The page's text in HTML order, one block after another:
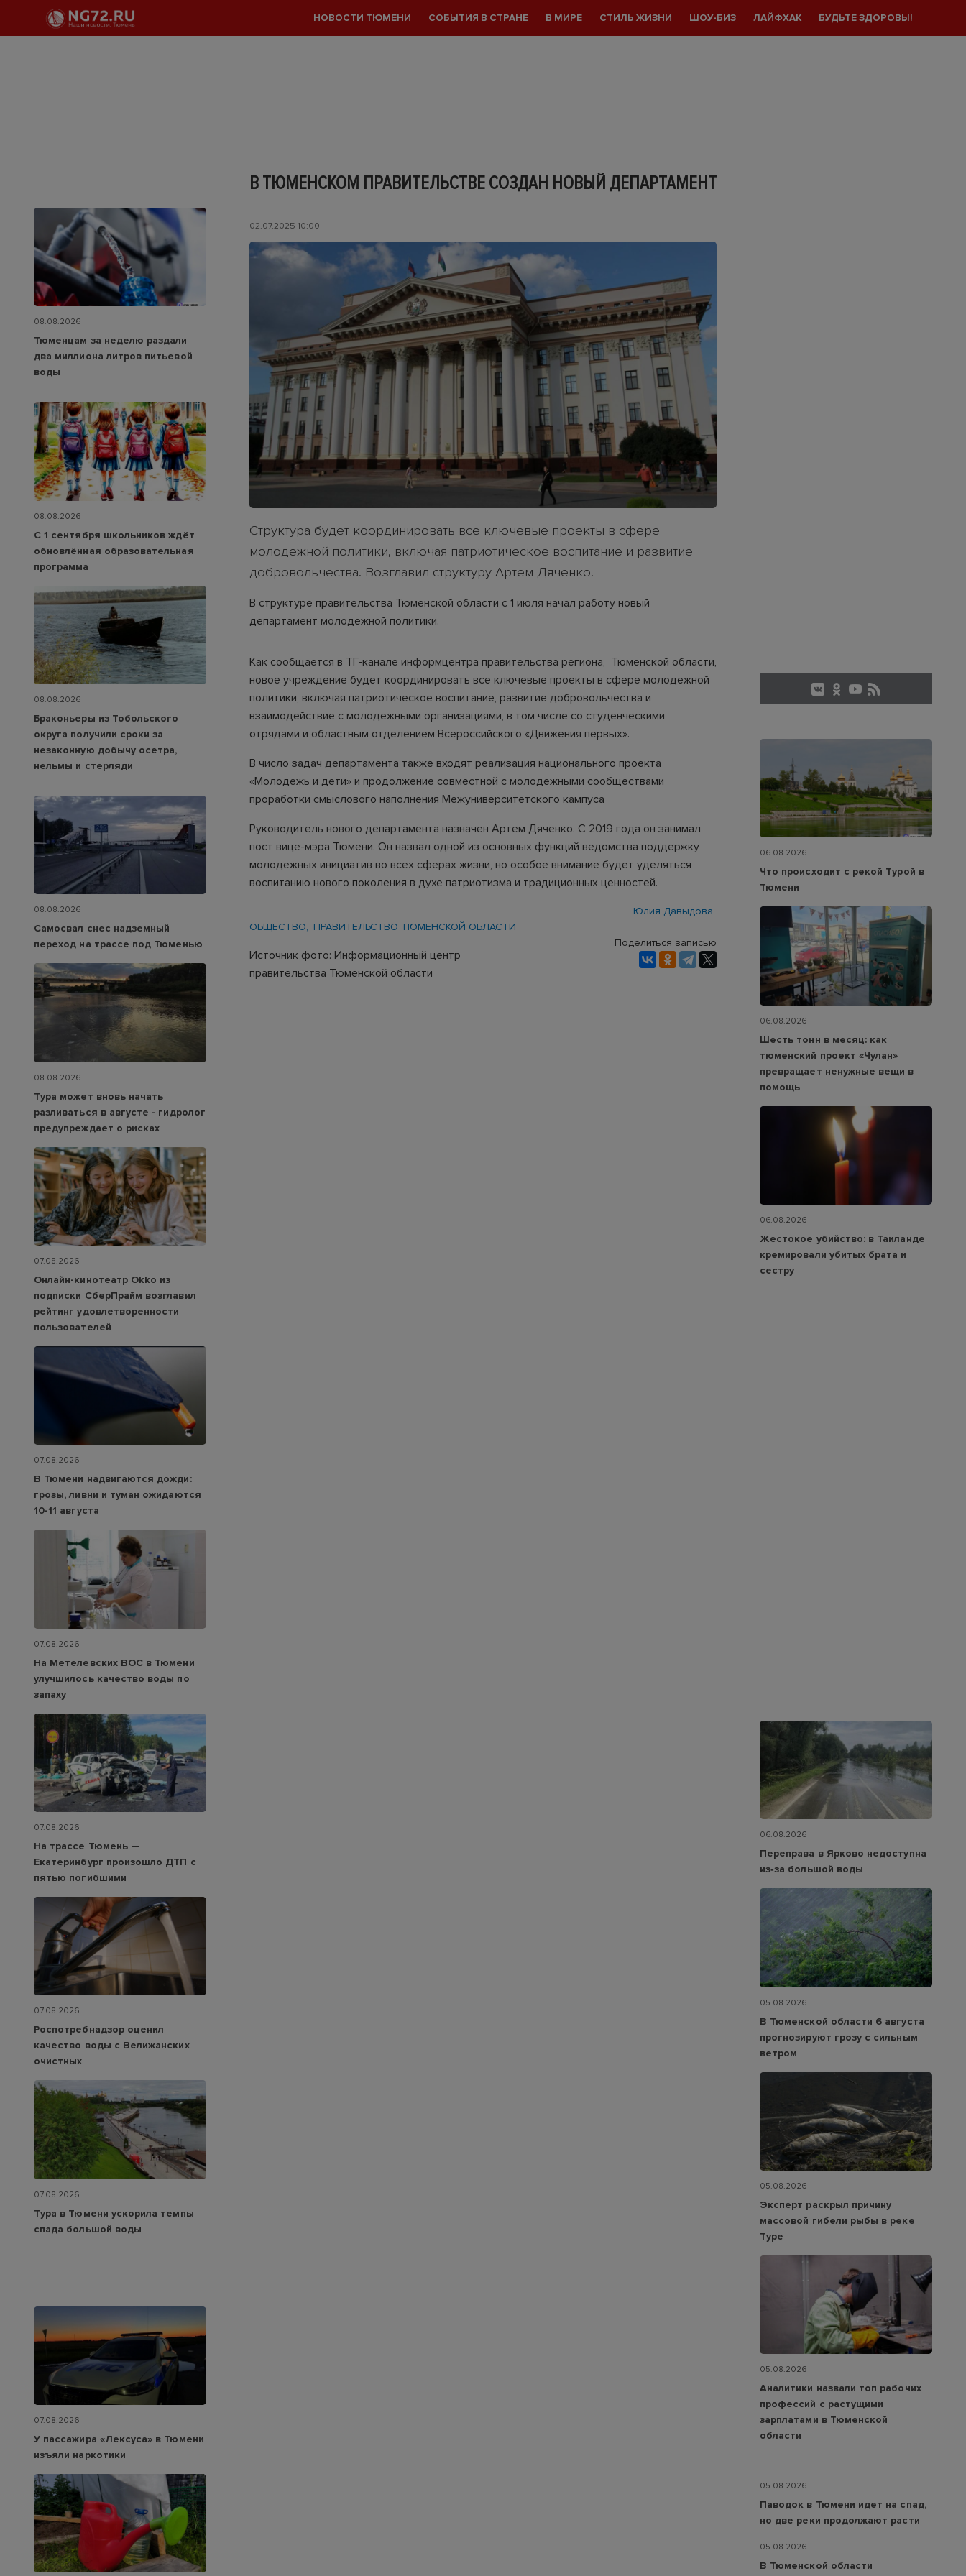
НОВОСТИ ТЮМЕНИ СОБЫТИЯ В СТРАНЕ В МИРЕ СТИЛЬ ЖИЗНИ ШОУ-БИЗ ЛАЙФХАК БУДЬТЕ ЗДОРОВЫ!
В ТЮМЕНСКОМ ПРАВИТЕЛЬСТВЕ СОЗДАН НОВЫЙ ДЕПАРТАМЕНТ
02.07.2025 10:00
Структура будет координировать все ключевые проекты в сфере
молодежной политики, включая патриотическое воспитание и развитие
добровольчества. Возглавил структуру Артем Дяченко.
В структуре правительства Тюменской области с 1 июля начал работу новый
департамент молодежной политики.
Как сообщается в ТГ-канале информцентра правительства региона, Тюменской области,
новое учреждение будет координировать все ключевые проекты в сфере молодежной
политики, включая патриотическое воспитание, развитие добровольчества и
взаимодействие с молодежными организациями, в том числе со студенческими
отрядами и областным отделением Всероссийского «Движения первых».
В число задач департамента также входят реализация национального проекта
«Молодежь и дети» и продолжение совместной с молодежными сообществами
проработки смыслового наполнения Межуниверситетского кампуса
Руководитель нового департамента назначен Артем Дяченко. С 2019 года он занимал
пост вице-мэра Тюмени. Он назвал одной из основных функций ведомства поддержку
молодежных инициатив во всех сферах жизни, но особое внимание будет уделяться
воспитанию нового поколения в духе патриотизма и традиционных ценностей.
Юлия Давыдова
ОБЩЕСТВО
ПРАВИТЕЛЬСТВО ТЮМЕНСКОЙ ОБЛАСТИ
Источник фото: Информационный центр
правительства Тюменской области
Поделиться записью
08.08.2026
Тюменцам за неделю раздали
два миллиона литров питьевой
воды
08.08.2026
С 1 сентября школьников ждёт
обновлённая образовательная
программа
08.08.2026
Браконьеры из Тобольского
округа получили сроки за
незаконную добычу осетра,
нельмы и стерляди
08.08.2026
Самосвал снес надземный
переход на трассе под Тюменью
08.08.2026
Тура может вновь начать
разливаться в августе - гидролог
предупреждает о рисках
07.08.2026
Онлайн-кинотеатр Okko из
подписки СберПрайм возглавил
рейтинг удовлетворенности
пользователей
07.08.2026
В Тюмени надвигаются дожди:
грозы, ливни и туман ожидаются
10-11 августа
07.08.2026
На Метелевских ВОС в Тюмени
улучшилось качество воды по
запаху
07.08.2026
На трассе Тюмень —
Екатеринбург произошло ДТП с
пятью погибшими
07.08.2026
Роспотребнадзор оценил
качество воды с Велижанских
очистных
07.08.2026
Тура в Тюмени ускорила темпы
спада большой воды
07.08.2026
У пассажира «Лексуса» в Тюмени
изъяли наркотики
06.08.2026
Что происходит с рекой Турой в
Тюмени
06.08.2026
Шесть тонн в месяц: как
тюменский проект «Чулан»
превращает ненужные вещи в
помощь
06.08.2026
Жестокое убийство: в Таиланде
кремировали убитых брата и
сестру
06.08.2026
Переправа в Ярково недоступна
из‑за большой воды
05.08.2026
В Тюменской области 6 августа
прогнозируют грозу с сильным
ветром
05.08.2026
Эксперт раскрыл причину
массовой гибели рыбы в реке
Туре
05.08.2026
Аналитики назвали топ рабочих
профессий с растущими
зарплатами в Тюменской
области
05.08.2026
Паводок в Тюмени идет на спад,
но две реки продолжают расти
05.08.2026
В Тюменской области